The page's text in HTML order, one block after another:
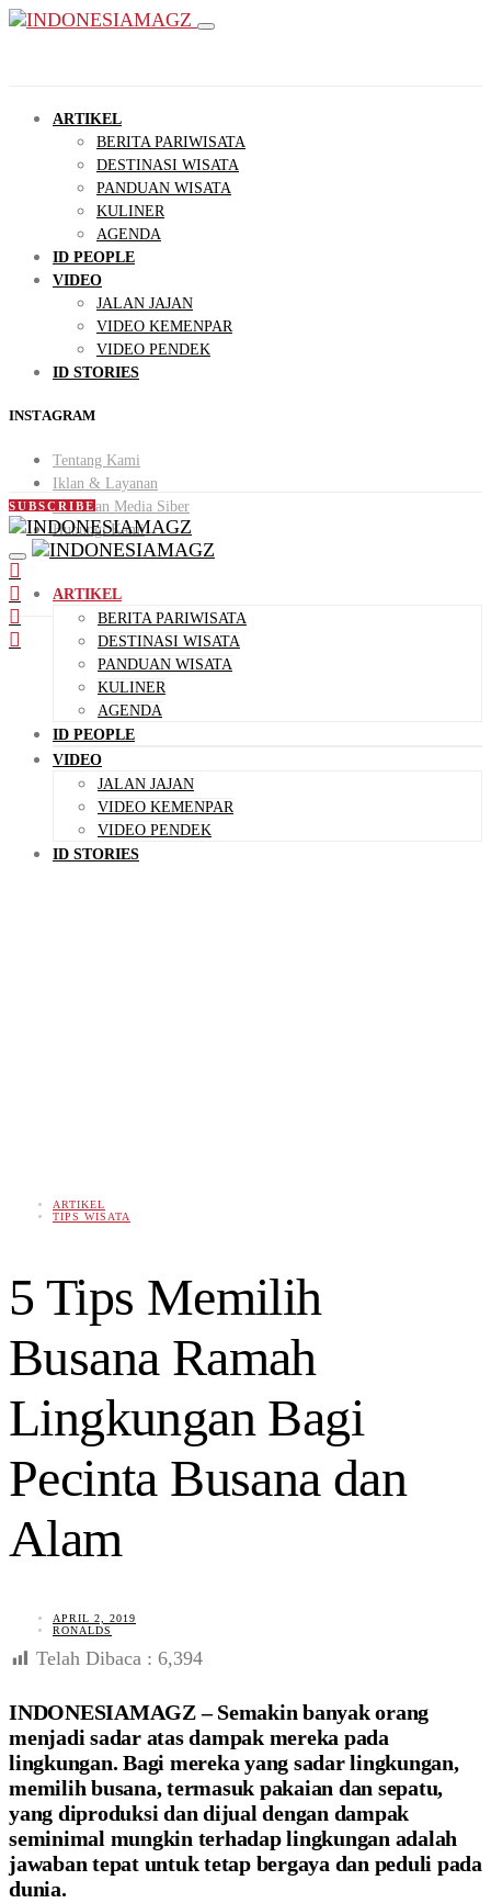
ARTIKEL
BERITA PARIWISATA
DESTINASI WISATA
PANDUAN WISATA
KULINER
AGENDA
ID PEOPLE
VIDEO
JALAN JAJAN
VIDEO KEMENPAR
VIDEO PENDEK
ID STORIES
INSTAGRAM
Tentang Kami
Iklan & Layanan
Pedoman Media Siber
Hubungi Kami
SUBSCRIBE
ARTIKEL
BERITA PARIWISATA
DESTINASI WISATA
PANDUAN WISATA
KULINER
AGENDA
ID PEOPLE
VIDEO
JALAN JAJAN
VIDEO KEMENPAR
VIDEO PENDEK
ID STORIES
ARTIKEL
TIPS WISATA
5 Tips Memilih
Busana Ramah
Lingkungan Bagi
Pecinta Busana dan
Alam
APRIL 2, 2019
RONALDS
Telah Dibaca : 6,394
INDONESIAMAGZ – Semakin banyak orang
menjadi sadar atas dampak mereka pada
lingkungan. Bagi mereka yang sadar lingkungan,
memilih busana, termasuk pakaian dan sepatu,
yang diproduksi dan dijual dengan dampak
seminimal mungkin terhadap lingkungan adalah
jawaban tepat untuk tetap bergaya dan peduli pada
dunia.